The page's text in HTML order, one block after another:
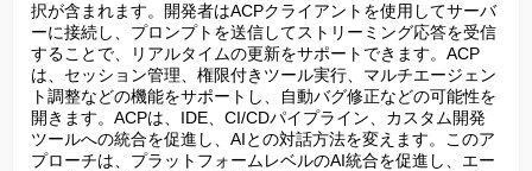
択が含まれます。開発者はACPクライアントを使用してサーバ
ーに接続し、プロンプトを送信してストリーミング応答を受信
することで、リアルタイムの更新をサポートできます。ACP
は、セッション管理、権限付きツール実行、マルチエージェン
ト調整などの機能をサポートし、自動バグ修正などの可能性を
開きます。ACPは、IDE、CI/CDパイプライン、カスタム開発
ツールへの統合を促進し、AIとの対話方法を変えます。このア
プローチは、プラットフォームレベルのAI統合を促進し、エー